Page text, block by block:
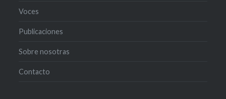
Voces
Publicaciones
Sobre nosotras
Contacto